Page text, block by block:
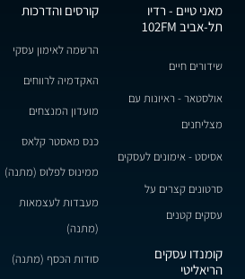
מאני טיים - רדיו
תל-אביב 102FM
שידורים חיים
אולסטאר - ראיונות עם
מצליחנים
אסיסט - אימונים לעסקים
סרטונים קצרים על
עסקים קטנים
קומנדו עסקים
הריאליטי
קורסים והדרכות
הרשמה לאימון עסקי
האקדמיה לרווחים
מועדון המנצחים
כנס מאסטר קלאס
ממינוס לפלוס (מתנה)
מעבדות לעצמאות
(מתנה)
סודות הכסף (מתנה)